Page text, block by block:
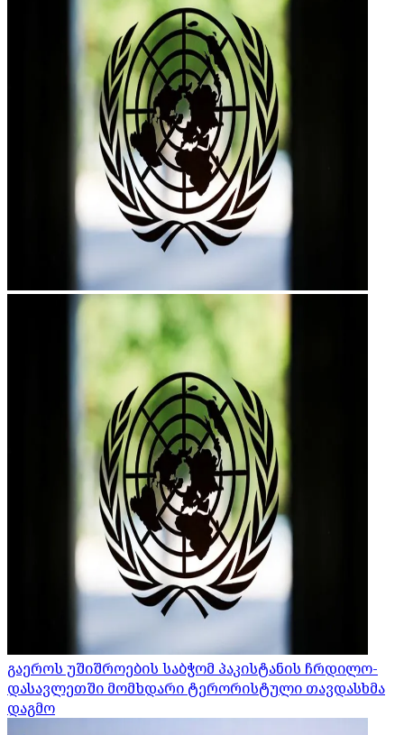
გაეროს უშიშროების საბჭომ პაკისტანის ჩრდილო-
დასავლეთში მომხდარი ტერორისტული თავდასხმა
დაგმო